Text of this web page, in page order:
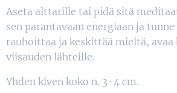
Aseta alttarille tai pidä sitä
sen parantavaan energiaan ja tunne
rauhoittaa ja keskittää mieltä, avaa
viisauden lähteille.
Yhden kiven koko n. 3-4 cm.